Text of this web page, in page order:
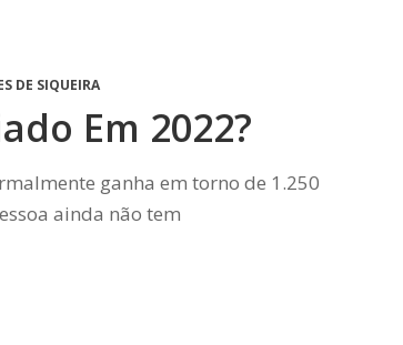
DE SIQUEIRA
Em 2022?
ganha em torno de 1.250
ainda não tem